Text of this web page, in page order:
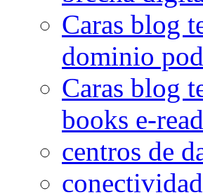
Caras blog
dominio
Caras blog
books e-
centros de
conectividad